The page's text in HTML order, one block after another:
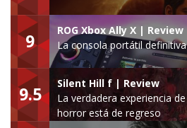
9
ROG Xbox Ally X | Review
La consola portátil definitiva
9.5
Silent Hill f | Review
La verdadera experiencia de
horror está de regreso